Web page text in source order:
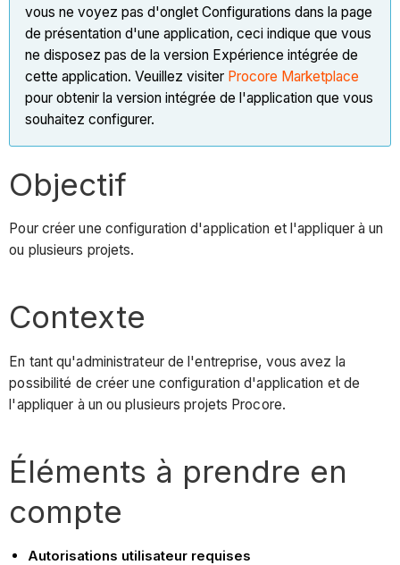
vous ne voyez pas d'onglet Configurations dans la page
de présentation d'une application, ceci indique que vous
ne disposez pas de la version Expérience intégrée de
cette application. Veuillez visiter Procore Marketplace
pour obtenir la version intégrée de l'application que vous
souhaitez configurer.
Objectif
Pour créer une configuration d'application et l'appliquer à un
ou plusieurs projets.
Contexte
En tant qu'administrateur de l'entreprise, vous avez la
possibilité de créer une configuration d'application et de
l'appliquer à un ou plusieurs projets Procore.
Éléments à prendre en
compte
Autorisations utilisateur requises